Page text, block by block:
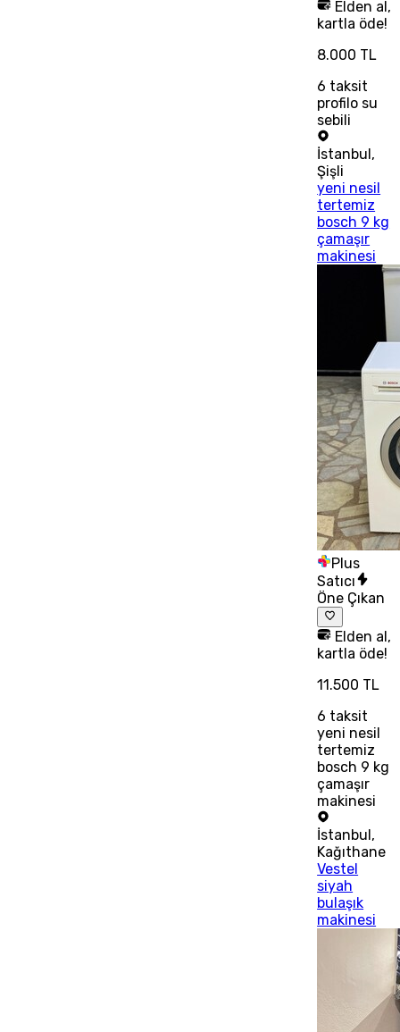
Elden al,
kartla öde!
8.000 TL
6 taksit
profilo su
sebili
İstanbul ,
Şişli
yeni nesil
tertemiz
bosch 9 kg
çamaşır
makinesi
Plus
Satıcı
Öne Çıkan
Elden al,
kartla öde!
11.500 TL
6 taksit
yeni nesil
tertemiz
bosch 9 kg
çamaşır
makinesi
İstanbul,
Kağıthane
Vestel
siyah
bulaşık
makinesi